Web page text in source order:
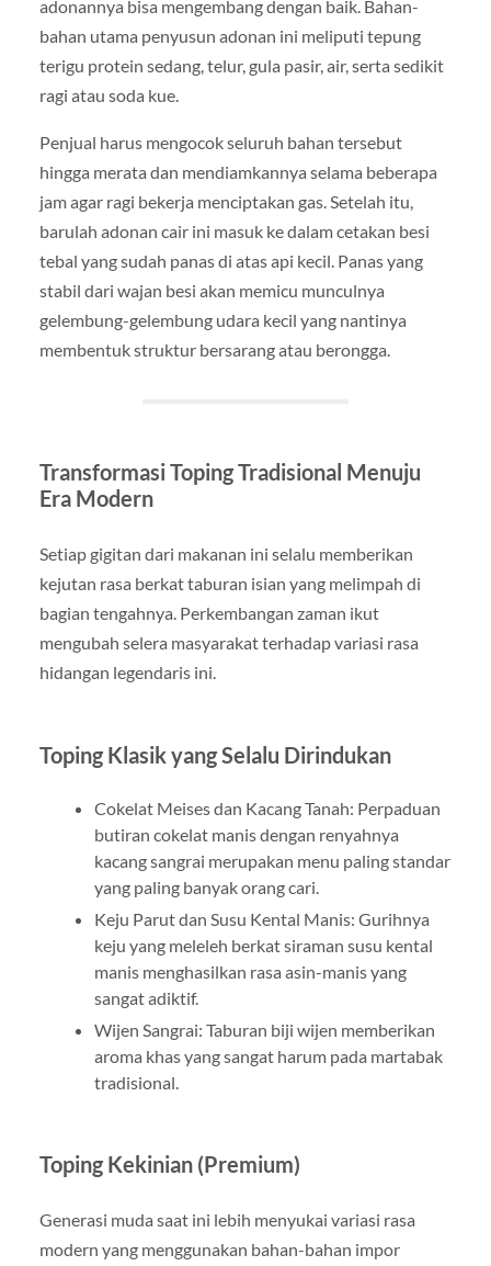
adonannya bisa mengembang dengan baik. Bahan-
bahan utama penyusun adonan ini meliputi tepung
terigu protein sedang, telur, gula pasir, air, serta sedikit
ragi atau soda kue.
Penjual harus mengocok seluruh bahan tersebut
hingga merata dan mendiamkannya selama beberapa
jam agar ragi bekerja menciptakan gas. Setelah itu,
barulah adonan cair ini masuk ke dalam cetakan besi
tebal yang sudah panas di atas api kecil. Panas yang
stabil dari wajan besi akan memicu munculnya
gelembung-gelembung udara kecil yang nantinya
membentuk struktur bersarang atau berongga.
Transformasi Toping Tradisional Menuju
Era Modern
Setiap gigitan dari makanan ini selalu memberikan
kejutan rasa berkat taburan isian yang melimpah di
bagian tengahnya. Perkembangan zaman ikut
mengubah selera masyarakat terhadap variasi rasa
hidangan legendaris ini.
Toping Klasik yang Selalu Dirindukan
Cokelat Meises dan Kacang Tanah: Perpaduan
butiran cokelat manis dengan renyahnya
kacang sangrai merupakan menu paling standar
yang paling banyak orang cari.
Keju Parut dan Susu Kental Manis: Gurihnya
keju yang meleleh berkat siraman susu kental
manis menghasilkan rasa asin-manis yang
sangat adiktif.
Wijen Sangrai: Taburan biji wijen memberikan
aroma khas yang sangat harum pada martabak
tradisional.
Toping Kekinian (Premium)
Generasi muda saat ini lebih menyukai variasi rasa
modern yang menggunakan bahan-bahan impor